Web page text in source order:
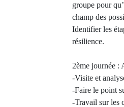
groupe pour
champ des
Identifier les
résilience.
2ème journée :
-Visite et
-Faire le point
-Travail sur les